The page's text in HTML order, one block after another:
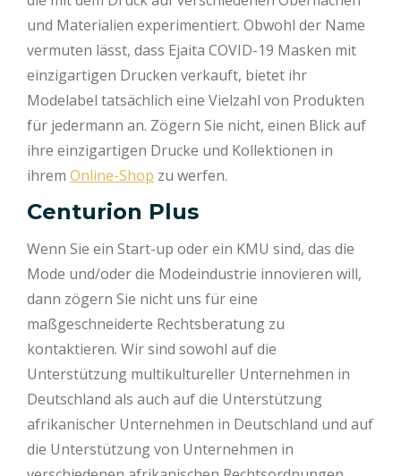
und Materialien experimentiert. Obwohl der Name
vermuten lässt, dass Ejaita COVID-19 Masken mit
einzigartigen Drucken verkauft, bietet ihr
Modelabel tatsächlich eine Vielzahl von Produkten
für jedermann an. Zögern Sie nicht, einen Blick auf
ihre einzigartigen Drucke und Kollektionen in
ihrem Online-Shop zu werfen.
Centurion Plus
Wenn Sie ein Start-up oder ein KMU sind, das die
Mode und/oder die Modeindustrie innovieren will,
dann zögern Sie nicht uns für eine
maßgeschneiderte Rechtsberatung zu
kontaktieren. Wir sind sowohl auf die
Unterstützung multikultureller Unternehmen in
Deutschland als auch auf die Unterstützung
afrikanischer Unternehmen in Deutschland und auf
die Unterstützung von Unternehmen in